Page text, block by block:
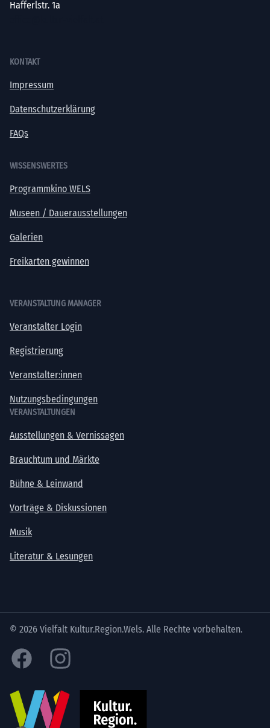
Hafferlstr. 1a
KONTAKT
Impressum
Datenschutzerklärung
FAQs
WISSENSWERTES
Programmkino WELS
Museen / Dauerausstellungen
Galerien
Freikarten gewinnen
VERANSTALTUNG MANAGER
Veranstalter Login
Registrierung
Veranstalter:innen
Nutzungsbedingungen
VERANSTALTUNGEN
Ausstellungen & Vernissagen
Brauchtum und Märkte
Bühne & Leinwand
Vorträge & Diskussionen
Musik
Literatur & Lesungen
© 2026 Vielfalt Kultur.Region.Wels. Alle Rechte vorbehalten.
Facebook Instagram